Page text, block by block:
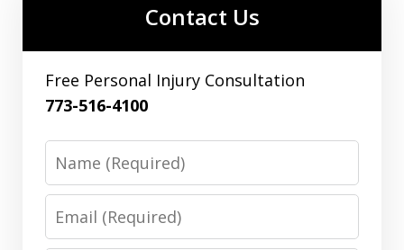
Contact Us
Free Personal Injury Consultation
773-516-4100
Name
Email